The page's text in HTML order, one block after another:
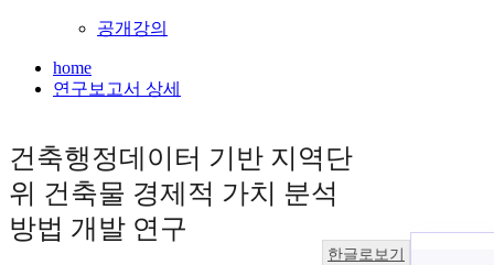
공개강의
home
연구보고서 상세
건축행정데이터 기반 지역단
위 건축물 경제적 가치 분석
방법 개발 연구
한글로보기